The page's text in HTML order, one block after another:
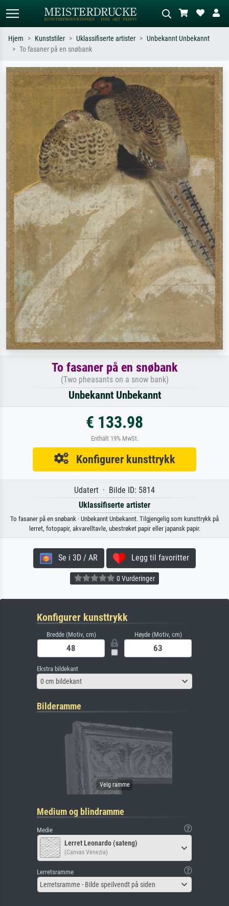
Søk etter kunstner, tittel eller stil – for
eksempel Monet, Stjernenatt,
impresjonisme, Hokusai-bølgen, akt.
Beskriv scenen – for eksempel grønn
eng, abstrakt med mye rødt, mørkt
oljemaleri, stående akt ved et tre.
Hjem Kunststiler Uklassifiserte artister
Unbekannt Unbekannt
To fasaner på en snøbank
To fasaner på en snøbank
(Two pheasants on a snow bank)
Unbekannt Unbekannt
€ 133.98
Enthält 19% MwSt.
Konfigurer kunsttrykk
Udatert · Bilde ID: 5814
Uklassifiserte artister
To fasaner på en snøbank · Unbekannt Unbekannt. Tilgjengelig som kunsttrykk på
lerret, fotopapir, akvarelltavle, ubestrøket papir eller japansk papir.
Se i 3D / AR Legg til favoritter
0 Vurderinger
Konfigurer kunsttrykk
Bredde (Motiv, cm) Høyde (Motiv, cm)
Ekstra bildekant
0 cm bildekant
Bilderamme
Medium og blindramme
Medie
Lerret Leonardo (sateng)
(Canvas Venezia)
Lerretsramme
Lerretsramme - Bilde speilvendt på siden